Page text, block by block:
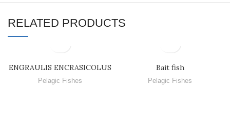
RELATED PRODUCTS
ENGRAULIS ENCRASICOLUS
Pelagic Fishes
Bait fish
Pelagic Fishes